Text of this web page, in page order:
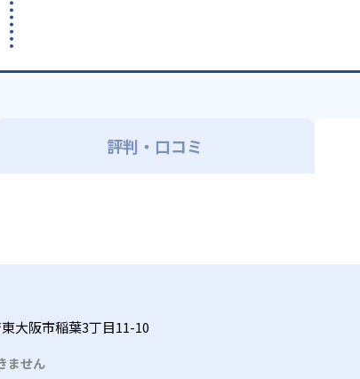
評判・口コミ
大阪市稲葉3丁目11-10
ません